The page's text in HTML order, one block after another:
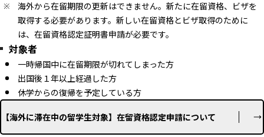
海外から在留期限の更新はできません。新たに在留資格、ビザを
取得する必要があります。新しい在留資格とビザ取得のために
は、在留資格認定証明書申請が必要です。
対象者
一時帰国中に在留期限が切れてしまった方
出国後１年以上経過した方
休学からの復帰を予定している方
【海外に滞在中の留学生対象】在留資格認定申請について